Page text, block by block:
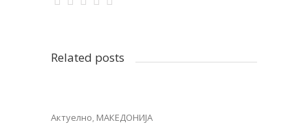
Related posts
Актуелно, МАКЕДОНИЈА